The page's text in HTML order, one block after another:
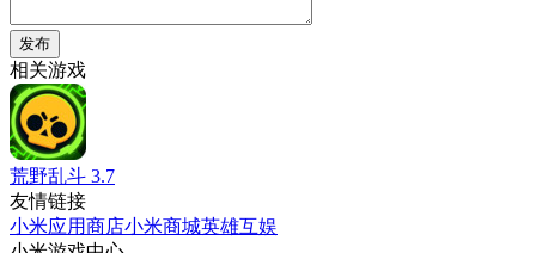
发布
相关游戏
荒野乱斗 3.7
友情链接
小米应用商店小米商城英雄互娱